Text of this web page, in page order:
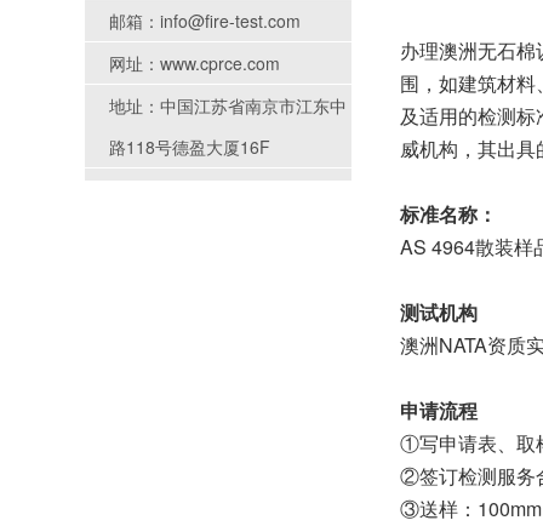
邮箱：info@fire-test.com
网址：www.cprce.com
地址：中国江苏省南京市江东中
路118号德盈大厦16F
办理澳洲无石
围，如建筑材
及适用的检测
威机构，其出
标准名称：
AS 4964散装样
测试机构
澳洲NATA资质
申请流程
①写申请表、取
②签订检测服务
③送样：